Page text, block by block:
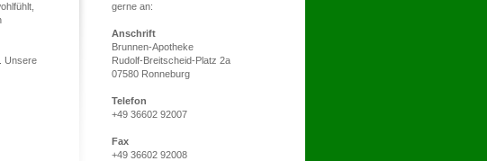
Unsere
gerne an:
Anschrift
Brunnen-Apotheke
Rudolf-Breitscheid-Platz 2a
07580 Ronneburg
Telefon
+49 36602 92007
Fax
+49 36602 92008